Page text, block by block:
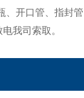
开口管、指封
我司索取。